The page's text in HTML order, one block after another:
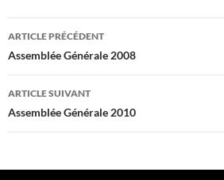
Navigation
des
articles
ARTICLE PRÉCÉDENT
Assemblée Générale 2008
ARTICLE SUIVANT
Assemblée Générale 2010